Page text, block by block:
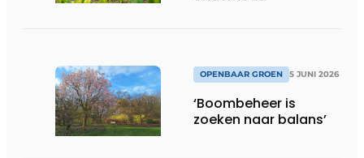
OPENBAAR GROEN 5 JUNI 2026
‘Boombeheer is
zoeken naar balans’